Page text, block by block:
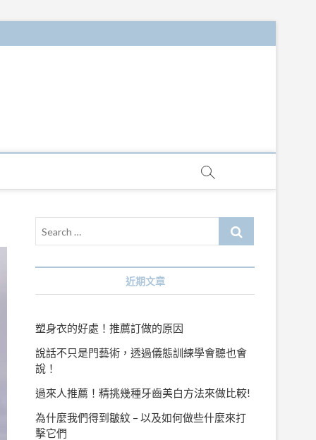
Search
近期文章
塑身衣的好處！推薦訂做的原因
說話不只是門藝術，透過儀態訓練學會聽也會
說！
過來人推薦！精挑幾種牙齒美白方法來做比較!
為什麼我們得到皺紋 – 以及如何做些什麼來打
擊它們